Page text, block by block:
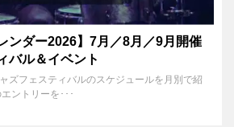
ンダー2026】7月／8月／9月開催
バル＆イベント
ズフェスティバルのスケジュールを月別で紹
ントリーを･･･